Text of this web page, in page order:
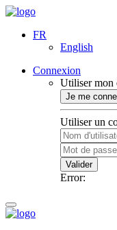
FR
English
Connexion
Utiliser mon
Je me
Utiliser un
Valider
Error: